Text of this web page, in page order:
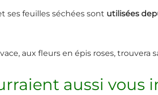
ses feuilles séchées sont utilisées
aux fleurs en épis roses, trouvera
aussi vous